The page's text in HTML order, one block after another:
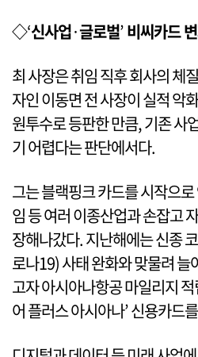
◇‘신사업·글로벌’비씨카드
최 사장은 취임 직후 회사의 체
자인 이동면 전 사장이 실적 악
원투수로 등판한 만큼, 기존 사
기 어렵다는 판단에서다.
그는 블랙핑크 카드를 시작으
임 등 여러 이종산업과 손잡고
장해나갔다. 지난해에는 신종
로나19) 사태 완화와 맞물려 늘
고자 아시아나항공 마일리지
어 플러스 아시아나’ 신용카드